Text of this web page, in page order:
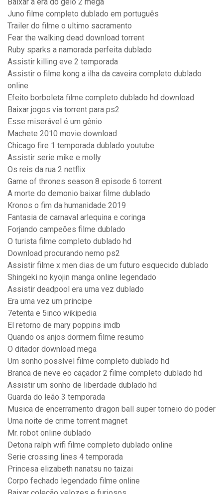
Baixar a era do gelo 2 mega
Juno filme completo dublado em português
Trailer do filme o ultimo sacramento
Fear the walking dead download torrent
Ruby sparks a namorada perfeita dublado
Assistir killing eve 2 temporada
Assistir o filme kong a ilha da caveira completo dublado
online
Efeito borboleta filme completo dublado hd download
Baixar jogos via torrent para ps2
Esse miserável é um gênio
Machete 2010 movie download
Chicago fire 1 temporada dublado youtube
Assistir serie mike e molly
Os reis da rua 2 netflix
Game of thrones season 8 episode 6 torrent
A morte do demonio baixar filme dublado
Kronos o fim da humanidade 2019
Fantasia de carnaval arlequina e coringa
Forjando campeões filme dublado
O turista filme completo dublado hd
Download procurando nemo ps2
Assistir filme x men dias de um futuro esquecido dublado
Shingeki no kyojin manga online legendado
Assistir deadpool era uma vez dublado
Era uma vez um principe
7etenta e 5inco wikipedia
El retorno de mary poppins imdb
Quando os anjos dormem filme resumo
O ditador download mega
Um sonho possível filme completo dublado hd
Branca de neve eo caçador 2 filme completo dublado hd
Assistir um sonho de liberdade dublado hd
Guarda do leão 3 temporada
Musica de encerramento dragon ball super torneio do poder
Uma noite de crime torrent magnet
Mr. robot online dublado
Detona ralph wifi filme completo dublado online
Serie crossing lines 4 temporada
Princesa elizabeth nanatsu no taizai
Corpo fechado legendado filme online